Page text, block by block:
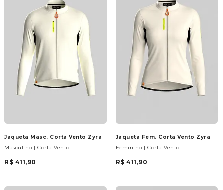
Jaqueta Masc. Corta Vento Zyra
Masculino | Corta Vento
R$ 411,90
Jaqueta Fem. Corta Vento Zyra
Feminino | Corta Vento
R$ 411,90